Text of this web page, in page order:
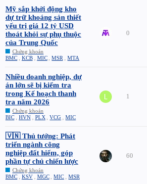
Mỹ sắp khởi động kho
dự trữ khoáng sản thiết
yếu trị giá 12 tỷ USD
thoát khỏi sự phụ thuộc
của Trung Quốc
Chứng khoán
BMC
KCB MIC ,MSR ,MTA
0
Nhiều doanh nghiệp, dự
án lớn sẽ bị kiểm tra
trong Kế hoạch thanh
tra năm 2026
Chứng khoán
BIC
HVN PLX ,VCG ,MIC
1
🇻🇳 Thủ tướng: Phát
triển ngành công
nghiệp đất hiếm, góp
phần tự chủ chiến lược
Chứng khoán
BMC
KSV MGC ,MIC ,MSR
60